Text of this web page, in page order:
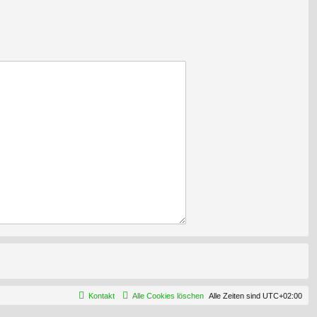
Alle Zeiten sind UTC+02:00
Alle Cookies löschen
Kontakt